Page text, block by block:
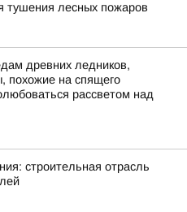
тушения лесных пожаров
древних ледников,
похожие на спящего
рассветом над
строительная отрасль